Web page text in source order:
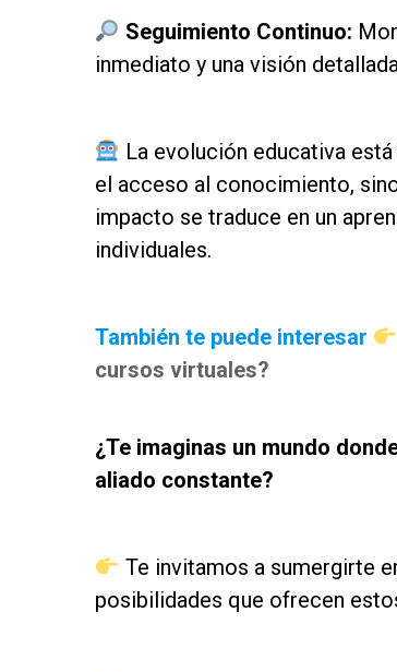
Seguimiento Continuo:
inmediato y una visión
La evolución educativa
el acceso al conocimiento,
impacto se traduce en un
individuales.
También te puede interesar
cursos virtuales?
¿Te imaginas un mundo
aliado constante?
Te invitamos a sumergirte
posibilidades que ofrecen